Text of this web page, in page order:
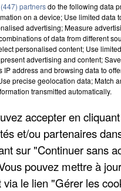
un pavillon
réalisée par
11 points par
ne sont que 56% à
moyenne nationale. Il
constante.
partnersdo the following data
on a device; Use limited data
advertising; Measure
of data from different
personalised content; Use
advertising and content;
IP address and browsing data to
precise geolocation data; Match
transmitted automatically.
accepter en
et/ou partenaires
sur "Continuer sans
pouvez mettre à
via le lien "Gérer les